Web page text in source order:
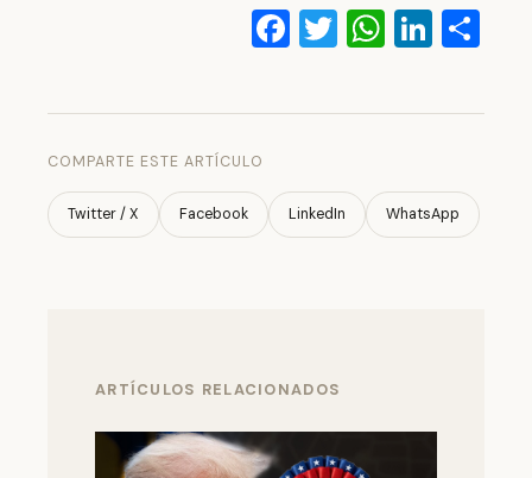
Facebook
Twitter
COMPARTE ESTE ARTÍCULO
Twitter / X Facebook LinkedIn WhatsApp
ARTÍCULOS RELACIONADOS